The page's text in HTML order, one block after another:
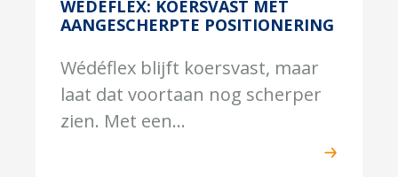
WÉDÉFLEX: KOERSVAST MÉT
AANGESCHERPTE POSITIONERING
Wédéflex blijft koersvast, maar
laat dat voortaan nog scherper
zien. Met een...